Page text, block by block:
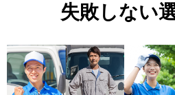
失敗しない